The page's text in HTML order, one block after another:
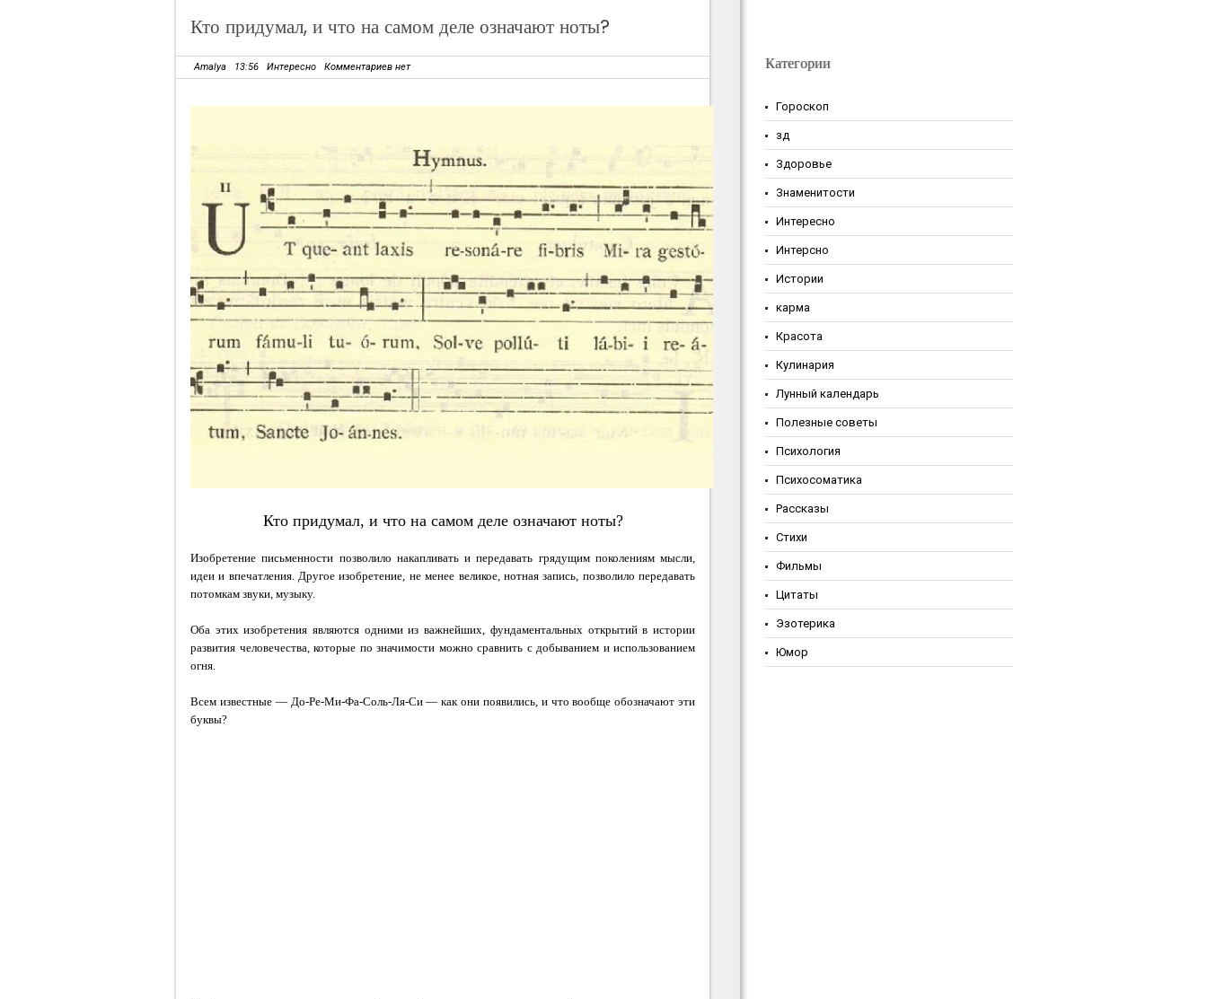
Кто придумал, и что на самом деле означают ноты?
Amalya 13:56 Интересно Комментариев нет
Кто придумал, и что на самом деле означают ноты?
Изобретение письменности позволило накапливать и передавать грядущим поколениям мысли,
идеи и впечатления. Другое изобретение, не менее великое, нотная запись, позволило передавать
потомкам звуки, музыку.
Оба этих изобретения являются одними из важнейших, фундаментальных открытий в истории
развития человечества, которые по значимости можно сравнить с добыванием и использованием
огня.
Всем известные — До-Ре-Ми-Фа-Соль-Ля-Си — как они появились, и что вообще обозначают эти
буквы?
Категории
Гороскоп
зд
Здоровье
Знаменитости
Интересно
Интерсно
Истории
карма
Красота
Кулинария
Лунный календарь
Полезные советы
Психология
Психосоматика
Рассказы
Стихи
Фильмы
Цитаты
Эзотерика
Юмор